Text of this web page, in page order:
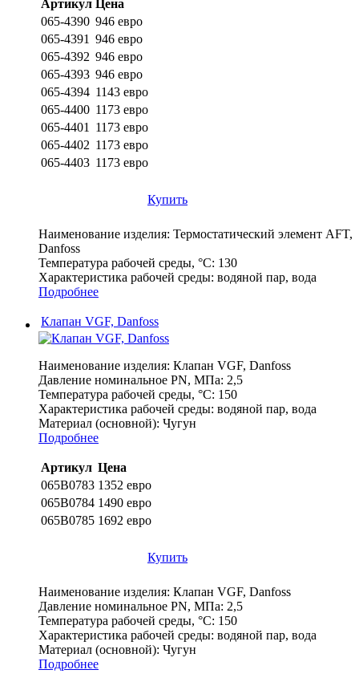
Артикул Цена
065-4390 946 евро
065-4391 946 евро
065-4392 946 евро
065-4393 946 евро
065-4394 1143 евро
065-4400 1173 евро
065-4401
1173 евро
065-4402 1173 евро
065-4403 1173 евро
Купить
Наименование изделия: Термостатический элемент AFT,
Danfoss
Температура рабочей среды, °С: 130
Характеристика рабочей среды: водяной пар, вода
Подробнее
Клапан VGF, Danfoss
Наименование изделия: Клапан VGF, Danfoss
Давление номинальное PN, МПа: 2,5
Температура рабочей среды, °С: 150
Характеристика рабочей среды: водяной пар, вода
Материал (основной): Чугун
Подробнее
Артикул Цена
065B0783 1352 евро
065B0784 1490 евро
065B0785 1692 евро
Купить
Наименование изделия: Клапан VGF, Danfoss
Давление номинальное PN, МПа: 2,5
Температура рабочей среды, °С: 150
Характеристика рабочей среды: водяной пар, вода
Материал (основной): Чугун
Подробнее